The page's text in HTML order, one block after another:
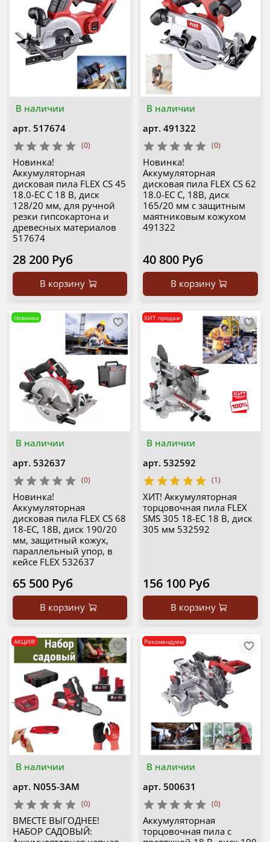
В наличии
арт. 517674
(0)
Новинка!
Аккумуляторная
дисковая пила FLEX CS 45
18.0-EC C 18 В, диск
128/20 мм, для ручной
резки гипсокартона и
древесных материалов
517674
28 200 Руб
В корзину
В наличии
арт. 491322
(0)
Новинка!
Аккумуляторная
дисковая пила FLEX CS 62
18.0-EC C, 18В, диск
165/20 мм с защитным
маятниковым кожухом
491322
40 800 Руб
В корзину
В наличии
Новинка
арт. 532637
(0)
Новинка!
Аккумуляторная
дисковая пила FLEX CS 68
18-EC, 18В, диск 190/20
мм, защитный кожух,
параллельный упор, в
кейсе FLEX 532637
65 500 Руб
В корзину
В наличии
ХИТ продаж
арт. 532592
(1)
ХИТ! Аккумуляторная
торцовочная пила FLEX
SMS 305 18-EC 18 В, диск
305 мм 532592
156 100 Руб
В корзину
В наличии
АКЦИЯ!
арт. N055-3AM
(0)
ВМЕСТЕ ВЫГОДНЕЕ!
НАБОР САДОВЫЙ:
В наличии
Рекомендуем
арт. 500631
(0)
Аккумуляторная
торцовочная пила с